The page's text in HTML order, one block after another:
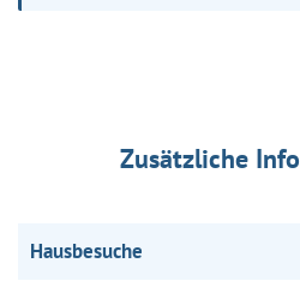
Zusätzliche
Hausbesuche